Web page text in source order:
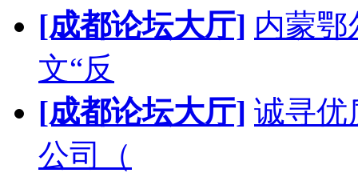
[成都论坛大厅] 内蒙
文“反
[成都论坛大厅] 诚寻优
公司（